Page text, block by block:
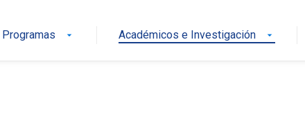
Programas arrow_drop_down Académicos e Investigación arrow_drop_down